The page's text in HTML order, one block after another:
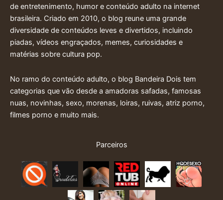
de entretenimento, humor e conteúdo adulto na internet
brasileira. Criado em 2010, o blog reune uma grande
diversidade de conteúdos leves e divertidos, incluindo
piadas, vídeos engraçados, memes, curiosidades e
matérias sobre cultura pop.
No ramo do conteúdo adulto, o blog Bandeira Dois tem
categorias que vão desde a amadoras safadas, famosas
nuas, novinhas, sexo, morenas, loiras, ruivas, atriz porno,
filmes porno e muito mais.
Parceiros